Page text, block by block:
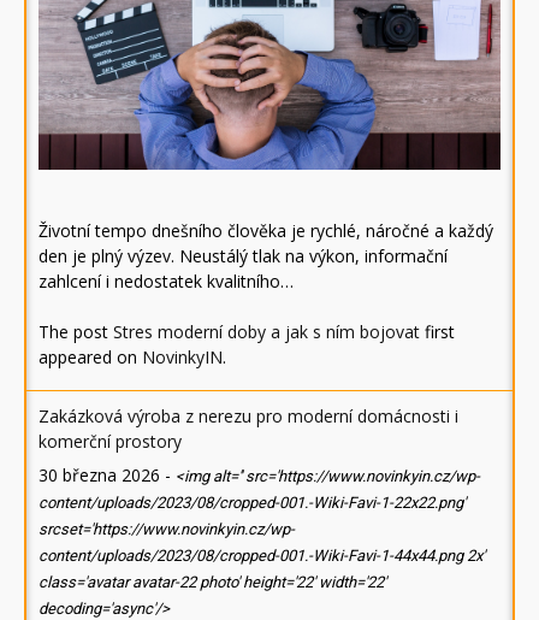
Životní tempo dnešního člověka je rychlé, náročné a každý
den je plný výzev. Neustálý tlak na výkon, informační
zahlcení i nedostatek kvalitního…
The post Stres moderní doby a jak s ním bojovat first
appeared on NovinkyIN.
Zakázková výroba z nerezu pro moderní domácnosti i
komerční prostory
30 března 2026 - <img alt='' src='https://www.novinkyin.cz/wp-
content/uploads/2023/08/cropped-001.-Wiki-Favi-1-22x22.png'
srcset='https://www.novinkyin.cz/wp-
content/uploads/2023/08/cropped-001.-Wiki-Favi-1-44x44.png 2x'
class='avatar avatar-22 photo' height='22' width='22'
decoding='async'/>